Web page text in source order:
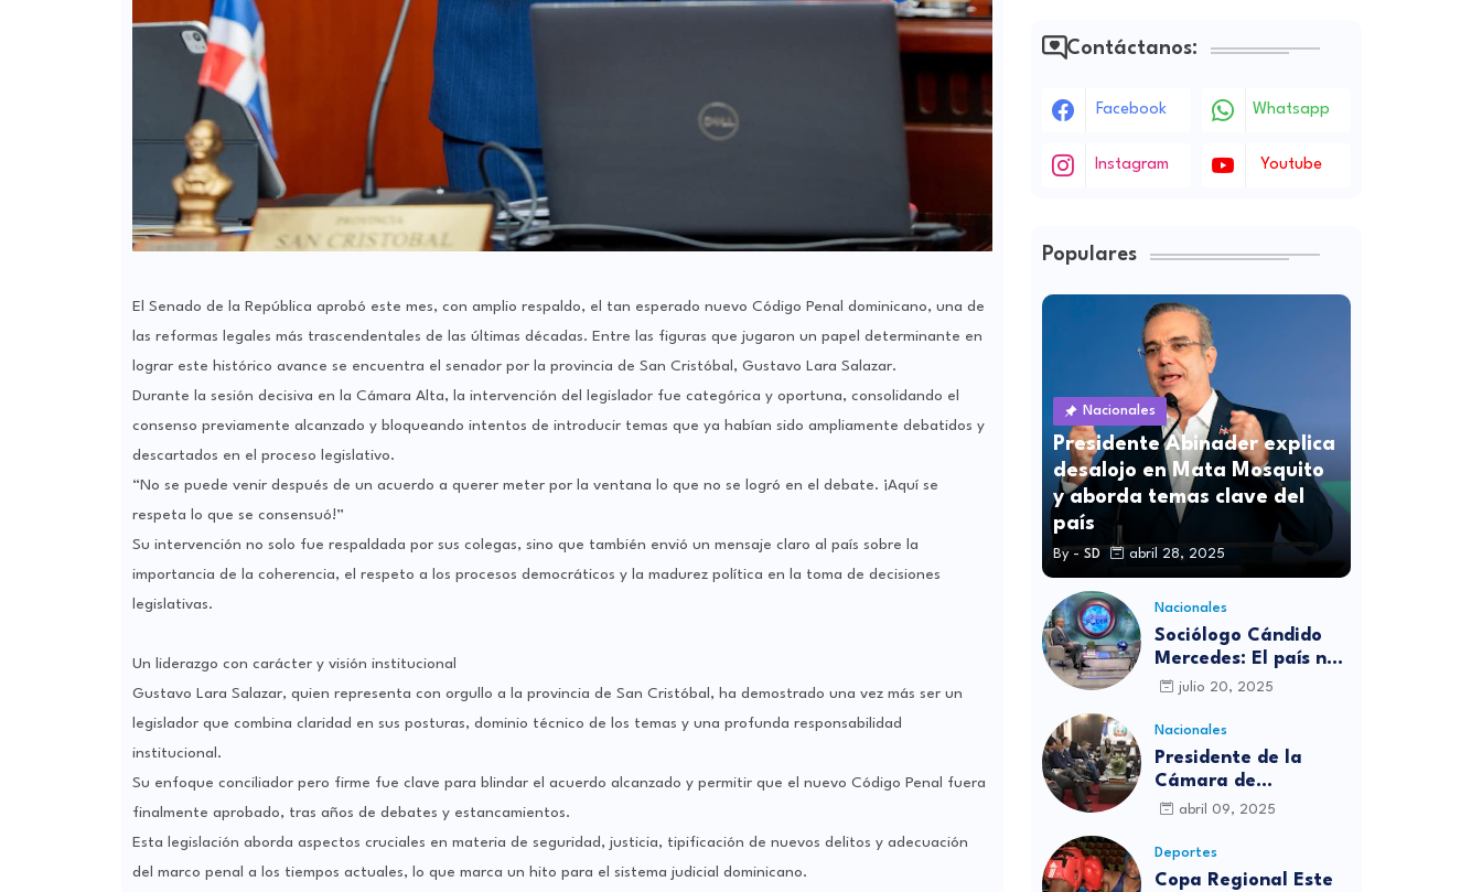
El Senado de la República aprobó este mes, con amplio respaldo, el tan esperado nuevo Código Penal dominicano, una de
las reformas legales más trascendentales de las últimas décadas. Entre las figuras que jugaron un papel determinante en
lograr este histórico avance se encuentra el senador por la provincia de San Cristóbal, Gustavo Lara Salazar.
Durante la sesión decisiva en la Cámara Alta, la intervención del legislador fue categórica y oportuna, consolidando el
consenso previamente alcanzado y bloqueando intentos de introducir temas que ya habían sido ampliamente debatidos y
descartados en el proceso legislativo.
“No se puede venir después de un acuerdo a querer meter por la ventana lo que no se logró en el debate. ¡Aquí se
respeta lo que se consensuó!”
Su intervención no solo fue respaldada por sus colegas, sino que también envió un mensaje claro al país sobre la
importancia de la coherencia, el respeto a los procesos democráticos y la madurez política en la toma de decisiones
legislativas.
Un liderazgo con carácter y visión institucional
Gustavo Lara Salazar, quien representa con orgullo a la provincia de San Cristóbal, ha demostrado una vez más ser un
legislador que combina claridad en sus posturas, dominio técnico de los temas y una profunda responsabilidad
institucional.
Su enfoque conciliador pero firme fue clave para blindar el acuerdo alcanzado y permitir que el nuevo Código Penal fuera
finalmente aprobado, tras años de debates y estancamientos.
Esta legislación aborda aspectos cruciales en materia de seguridad, justicia, tipificación de nuevos delitos y adecuación
del marco penal a los tiempos actuales, lo que marca un hito para el sistema judicial dominicano.
Contáctanos:
Facebook Whatsapp
Instagram Youtube
Populares
Nacionales
Presidente Abinader explica
desalojo en Mata Mosquito
y aborda temas clave del
país
By - SD abril 28, 2025
Nacionales
Sociólogo Cándido
Mercedes: El país no
está preparado para
independientes
julio 20, 2025
Nacionales
Presidente de la
Cámara de
diputados se
víctimas de la
discoteca Jet Set
abril 09, 2025
Deportes
Copa Regional Este